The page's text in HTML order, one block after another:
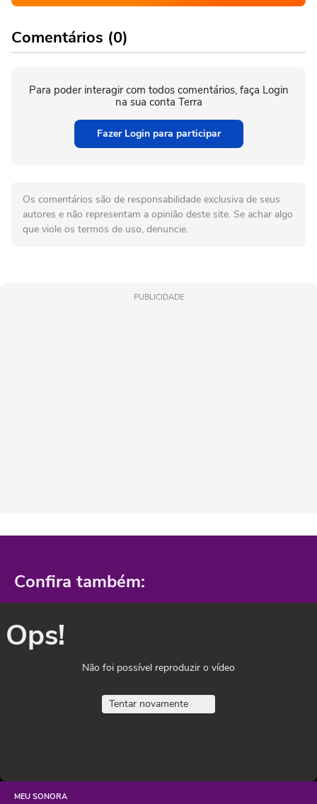
Comentários (0)
Para poder interagir com todos comentários, faça Login
na sua conta Terra
Fazer Login para participar
Os comentários são de responsabilidade exclusiva de seus
autores e não representam a opinião deste site. Se achar algo
que viole os termos de uso, denuncie.
PUBLICIDADE
Confira também:
Ops!
Não foi possível reproduzir o vídeo
Tentar novamente
MEU SONORA